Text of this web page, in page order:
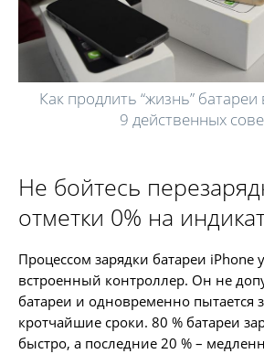
Как продлить “жизнь”
9 действенных
Не бойтесь
отметки 0% на
Процессом зарядки батареи iPhone
встроенный контроллер. Он не
батареи и одновременно пытается
кротчайшие сроки. 80 % батареи
быстро, а последние 20 % –